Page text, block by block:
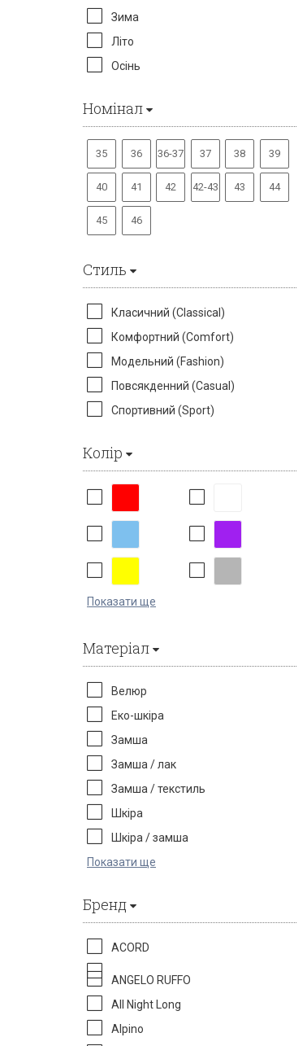
Зима
Літо
Осінь
Номінал
35 36 36-37 37 38 39
40 41 42 42-43 43 44
45 46
Стиль
Класичний (Classical)
Комфортний (Comfort)
Модельний (Fashion)
Повсякденний (Casual)
Спортивний (Sport)
Колір
Показати ще
Матеріал
Велюр
Еко-шкіра
Замша
Замша / лак
Замша / текстиль
Шкіра
Шкіра / замша
Показати ще
Бренд
ACORD
ANGELO RUFFO
All Night Long
Alpino